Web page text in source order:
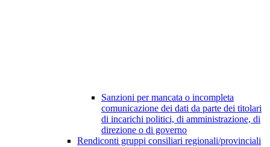
Sanzioni per mancata o incompleta
comunicazione dei dati da parte dei titolari
di incarichi politici, di amministrazione, di
direzione o di governo
Rendiconti gruppi consiliari regionali/provinciali